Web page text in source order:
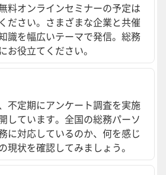
料オンラインセミナーの予定は
ださい。さまざまな企業と共催
識を幅広いテーマで発信。総務
お役立てください。
不定期にアンケート調査を実施
しています。全国の総務パーソ
に対応しているのか、何を感じ
現状を確認してみましょう。